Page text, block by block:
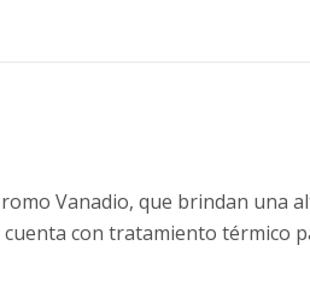
Vanadio, que brindan una
con tratamiento térmico